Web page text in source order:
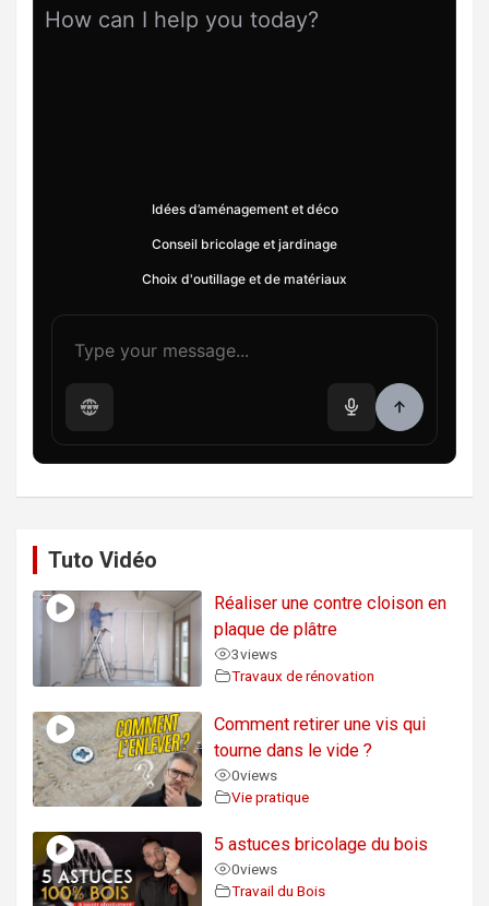
How can I help you today?
Idées d’aménagement et déco
Conseil bricolage et jardinage
Choix d'outillage et de matériaux
Tuto Vidéo
Réaliser une contre cloison en
plaque de plâtre
3views
Travaux de rénovation
Comment retirer une vis qui
tourne dans le vide ?
0views
Vie pratique
5 astuces bricolage du bois
0views
Travail du Bois